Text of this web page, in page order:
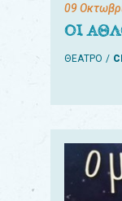
09
ΟΙ
ΘΕΑΤΡΟ